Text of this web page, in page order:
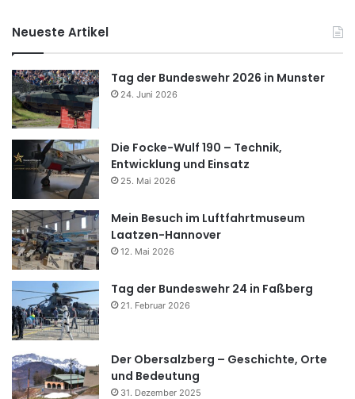
Neueste Artikel
Tag der Bundeswehr 2026 in Munster
24. Juni 2026
Die Focke-Wulf 190 – Technik,
Entwicklung und Einsatz
25. Mai 2026
Mein Besuch im Luftfahrtmuseum
Laatzen-Hannover
12. Mai 2026
Tag der Bundeswehr 24 in Faßberg
21. Februar 2026
Der Obersalzberg – Geschichte, Orte
und Bedeutung
31. Dezember 2025